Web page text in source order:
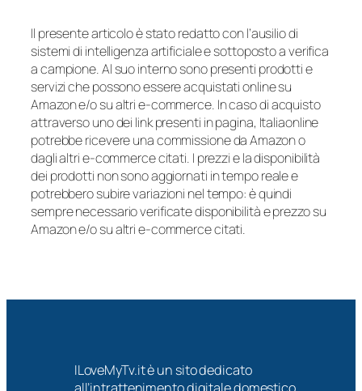
Il presente articolo è stato redatto con l’ausilio di
sistemi di intelligenza artificiale e sottoposto a verifica
a campione. Al suo interno sono presenti prodotti e
servizi che possono essere acquistati online su
Amazon e/o su altri e-commerce. In caso di acquisto
attraverso uno dei link presenti in pagina, Italiaonline
potrebbe ricevere una commissione da Amazon o
dagli altri e-commerce citati. I prezzi e la disponibilità
dei prodotti non sono aggiornati in tempo reale e
potrebbero subire variazioni nel tempo: è quindi
sempre necessario verificate disponibilità e prezzo su
Amazon e/o su altri e-commerce citati.
ILoveMyTv.it è un sito dedicato